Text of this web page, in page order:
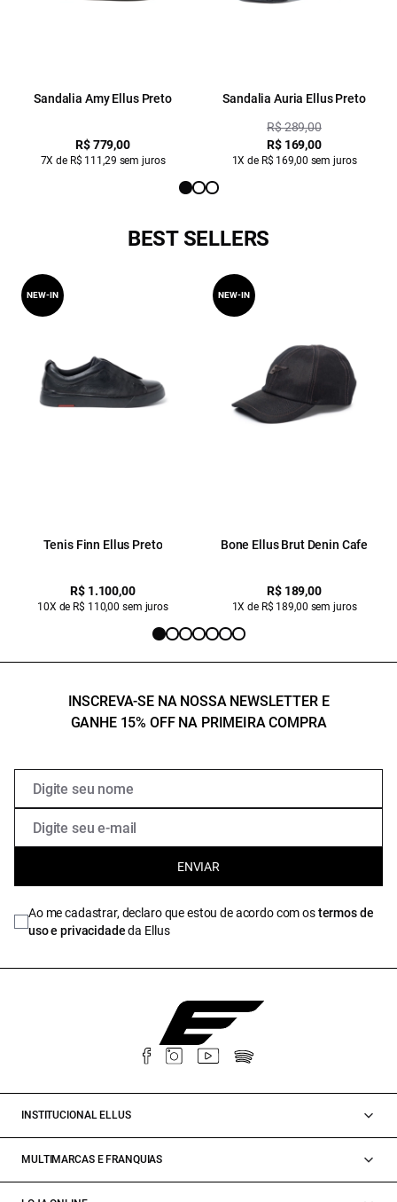
Sandalia Amy Ellus Preto
R$ 779,00
7X de R$ 111,29 sem juros
Sandalia Auria Ellus Preto
R$ 289,00
R$ 169,00
1X de R$ 169,00 sem juros
BEST SELLERS
Tenis Finn Ellus Preto
R$ 1.100,00
10X de R$ 110,00 sem juros
NEW-IN
Bone Ellus Brut Denin Cafe
R$ 189,00
1X de R$ 189,00 sem juros
NEW-IN
INSCREVA-SE NA NOSSA NEWSLETTER E
GANHE 15% OFF NA PRIMEIRA COMPRA
ENVIAR
Ao me cadastrar, declaro que estou de acordo com ostermos de
uso e privacidadeda Ellus
INSTITUCIONAL ELLUS
MULTIMARCAS E FRANQUIAS